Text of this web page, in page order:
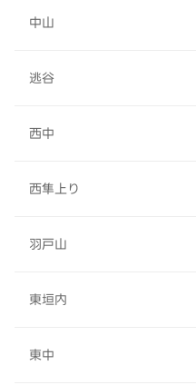
中山
逃谷
西中
西隼上り
羽戸山
東垣内
東中